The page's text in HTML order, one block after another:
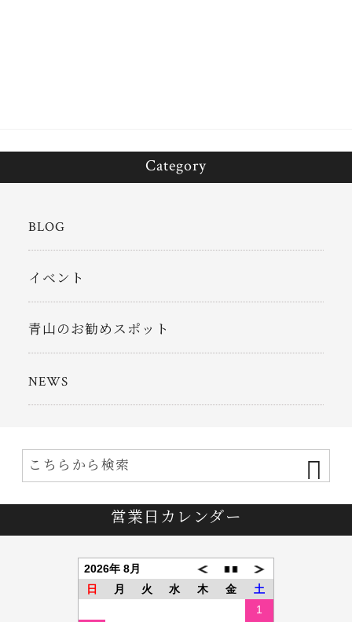
Category
BLOG
イベント
青山のお勧めスポット
NEWS
営業日カレンダー
2026年 8月
日
月 火 水 木 金
土
1